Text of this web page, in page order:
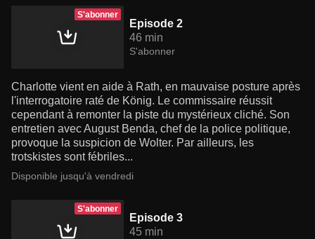
S'abonner
Episode 2
46 min
S'abonner
Charlotte vient en aide à Rath, en mauvaise posture après
l'interrogatoire raté de König. Le commissaire réussit
cependant à remonter la piste du mystérieux cliché. Son
entretien avec August Benda, chef de la police politique,
provoque la suspicion de Wolter. Par ailleurs, les
trotskistes sont fébriles...
Disponible jusqu'à vendredi
S'abonner
Episode 3
45 min